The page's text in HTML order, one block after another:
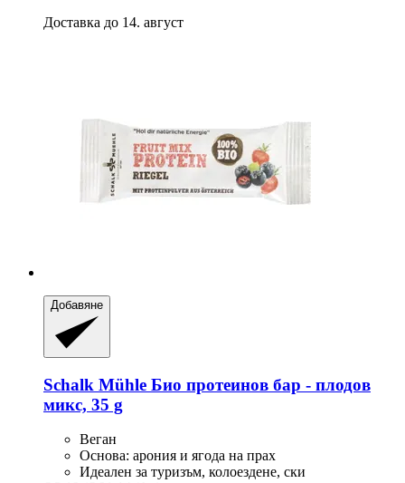
Доставка до 14. август
Добавяне
Schalk Mühle Био протеинов бар -​ плодов
микс, 35 g
Веган
Основа: арония и ягода на прах
Идеален за туризъм, колоездене, ски